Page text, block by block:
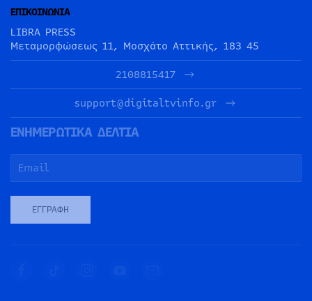
ΕΠΙΚΟΙΝΩΝΙΑ
LIBRA PRESS
Μεταμορφώσεως 11, Μοσχάτο Αττικής, 183 45
2108815417
support@digitaltvinfo.gr
ΕΝΗΜΕΡΩΤΙΚΑ ΔΕΛΤΙΑ
ΕΓΓΡΑΦΉ